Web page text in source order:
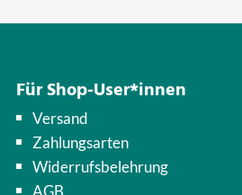
Für Shop-User*innen
Versand
Zahlungsarten
Widerrufsbelehrung
AGB